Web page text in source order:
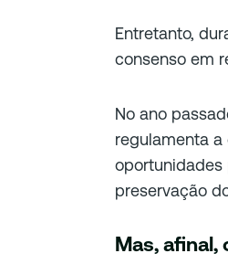
Entretanto,
consenso em
No ano
regulamenta
oportunidades
preservação
Mas, afinal,